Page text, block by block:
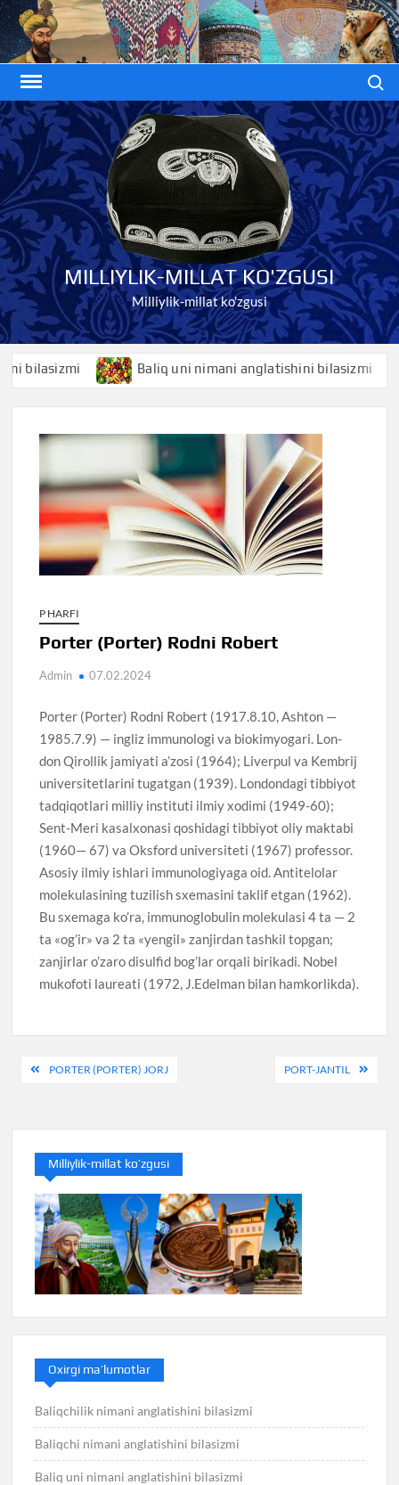
Skip
to
content
MILLIYLIK-MILLAT KO'ZGUSI
Milliylik-millat ko'zgusi
Baliq uni nimani anglatishini bilasizmi
P HARFI
Porter (Porter) Rodni Robert
Admin 07.02.2024
Porter (Porter) Rodni Robert (1917.8.10, Ashton —
1985.7.9) — ingliz immunologi va biokimyogari. Lon-
don Qirollik jamiyati a’zosi (1964); Liverpul va Kembrij
universitetlarini tugatgan (1939). Londondagi tibbiyot
tadqiqotlari milliy instituti ilmiy xodimi (1949-60);
Sent-Meri kasalxonasi qoshidagi tibbiyot oliy maktabi
(1960— 67) va Oksford universiteti (1967) professor.
Asosiy ilmiy ishlari immunologiyaga oid. Antitelolar
molekulasining tuzilish sxemasini taklif etgan (1962).
Bu sxemaga ko’ra, immunoglobulin molekulasi 4 ta — 2
ta «og’ir» va 2 ta «yengil» zanjirdan tashkil topgan;
zanjirlar o’zaro disulfid bog’lar orqali birikadi. Nobel
mukofoti laureati (1972, J.Edelman bilan hamkorlikda).
PostPORTER (PORTER) JORJ PORT-JANTIL
Milliylik-millat ko’zgusi
Oxirgi ma’lumotlar
Baliqchilik nimani anglatishini bilasizmi
Baliqchi nimani anglatishini bilasizmi
Baliq uni nimani anglatishini bilasizmi